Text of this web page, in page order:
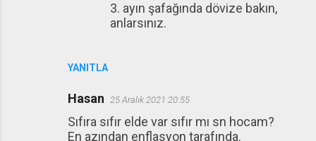
YANITLA
3. ayın şafağında dövize bakın,
anlarsınız.
Hasan 25 Aralık 2021 20:55
Sıfıra sıfır elde var sıfır mı sn hocam?
En azından enflasyon tarafında.